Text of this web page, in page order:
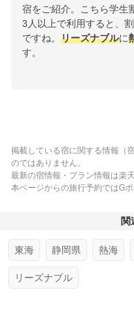
宿をご紹介。こちら学生
3人以上で利用すると、
ですね。 リーズナブルに
す。
掲載している宿に関する情報（
のではありません。
最新の宿情報・プラン情報は楽
本ページからの旅行予約ではG
関
東海 静岡県 熱海
リーズナブル